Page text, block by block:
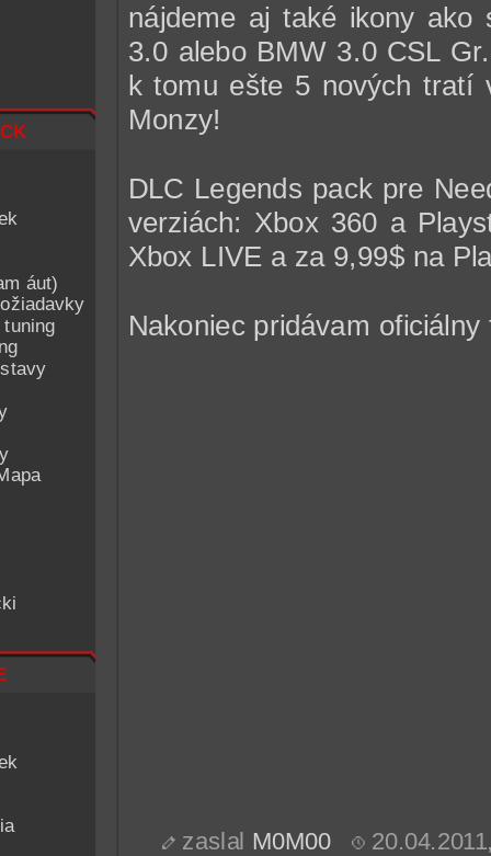
áut)
nájdeme aj také ikony ako
3.0 alebo BMW 3.0 CSL
k tomu ešte 5 nových tratí
Monzy!
DLC Legends pack pre
verziách: Xbox 360 a
Xbox LIVE a za 9,99$ na
Nakoniec pridávam
zaslal M0M00